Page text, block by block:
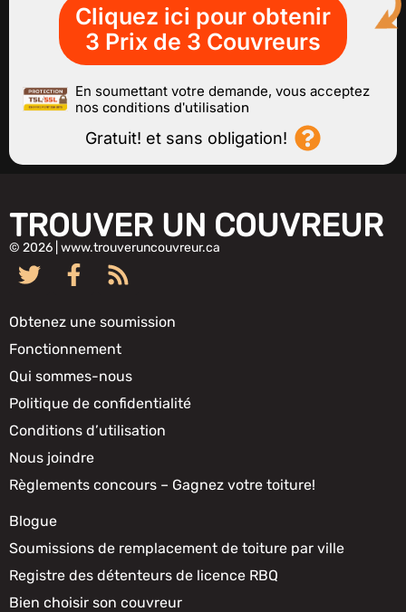
En soumettant votre demande, vous acceptez
nos conditions d'utilisation
Gratuit! et sans obligation!
TROUVER UN COUVREUR
© 2026 | www.trouveruncouvreur.ca
Obtenez une soumission
Fonctionnement
Qui sommes-nous
Politique de confidentialité
Conditions d’utilisation
Nous joindre
Règlements concours – Gagnez votre toiture!
Blogue
Soumissions de remplacement de toiture par ville
Registre des détenteurs de licence RBQ
Bien choisir son couvreur